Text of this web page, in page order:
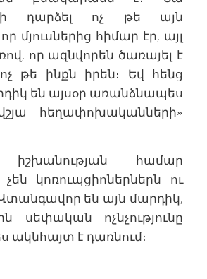
դարձել ոչ թե այն
մյուսներից հիմար էր, այլ
որ ազնվորեն ծառայել է
թե ինքն իրեն։ Եվ հենց
են այսօր առանձնապես
հեղափոխականների»
իշխանության համար
կոռուպցիոներներն ու
են այն մարդիկ,
սեփական ոչնչությունը
է դառնում։